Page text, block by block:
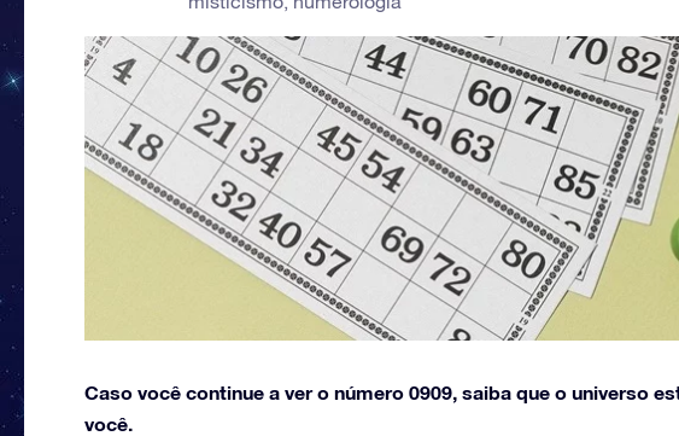
Caso você continue a ver o número 0909, saiba que o universo
você.